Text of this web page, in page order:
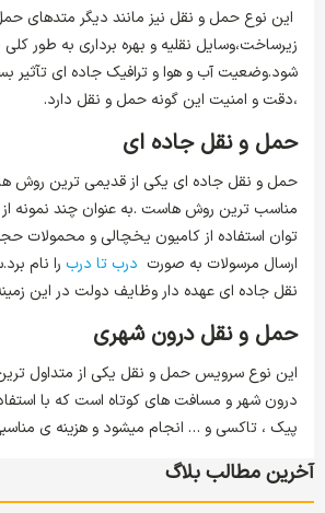
زیرساخت،وسایل نقلیه و بهره برداری به طور
شود.وضعیت آب و هوا و ترافیک جاده ای تآثیر
،دقت و امنیت این گونه حمل و نقل دارد.
حمل و نقل جاده ای
حمل و نقل جاده ای یکی از قدیمی ترین روش
مناسب ترین روش هاست .به عنوان چند نمونه
توان استفاده از کامیون یخچالی و محمولات
ارسال مرسولات به صورت درب تا درب را نام
نقل جاده ای عهده دار وظایف دولت در این
حمل و نقل درون شهری
این نوع سرویس حمل و نقل یکی از متداول
درون شهر و مسافت های کوتاه است که با
پیک ، تاکسی و … انجام میشود و هزینه ی
آخرین مطالب بلاگ